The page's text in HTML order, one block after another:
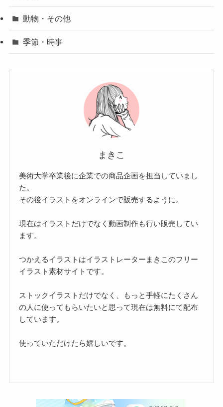
動物・その他
季節・時事
まきこ
美術大学卒業後に企業での商品企画を担当していまし
た。
その後イラストをオンラインで販売するように。
現在はイラストだけでなく動画制作も行い販売してい
ます。
つかえるイラストはイラストレーターまきこのフリー
イラスト素材サイトです。
ストックイラストだけでなく、もっと手軽にたくさん
の人に使ってもらいたいと思って現在は無料にて配布
しています。
使っていただけたら嬉しいです。